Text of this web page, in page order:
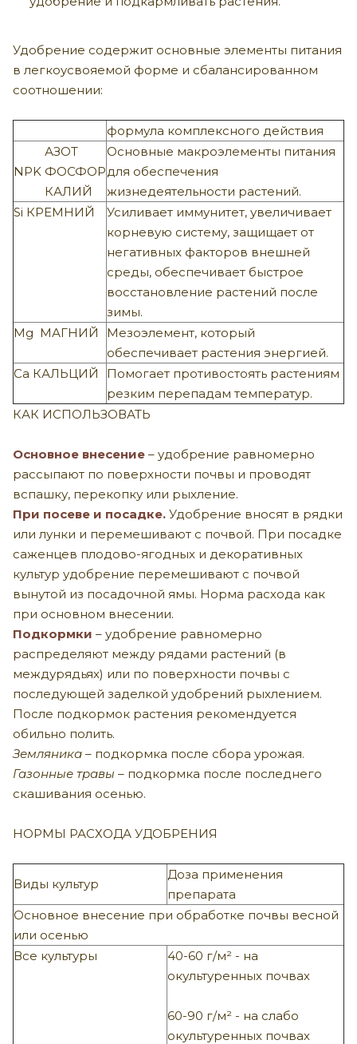
Удобрение содержит основные элементы питания
в легкоусвояемой форме и сбалансированном
соотношении:
формула комплексного действия
NPK
АЗОТ
ФОСФОР
КАЛИЙ
Основные макроэлементы питания
для обеспечения
жизнедеятельности растений.
Si КРЕМНИЙ
Усиливает иммунитет, увеличивает
корневую систему, защищает от
негативных факторов внешней
среды, обеспечивает быстрое
восстановление растений после
зимы.
Mg МАГНИЙ
Мезоэлемент, который
обеспечивает растения энергией.
Ca КАЛЬЦИЙ
Помогает противостоять растениям
резким перепадам температур.
КАК ИСПОЛЬЗОВАТЬ
Основное внесение – удобрение равномерно
рассыпают по поверхности почвы и проводят
вспашку, перекопку или рыхление.
При посеве и посадке. Удобрение вносят в рядки
или лунки и перемешивают с почвой. При посадке
саженцев плодово-ягодных и декоративных
культур удобрение перемешивают с почвой
вынутой из посадочной ямы. Норма расхода как
при основном внесении.
Подкормки – удобрение равномерно
распределяют между рядами растений (в
междурядьях) или по поверхности почвы с
последующей заделкой удобрений рыхлением.
После подкормок растения рекомендуется
обильно полить.
Земляника – подкормка после сбора урожая.
Газонные травы – подкормка после последнего
скашивания осенью.
НОРМЫ РАСХОДА УДОБРЕНИЯ
Виды культур
Доза применения
препарата
Основное внесение при обработке почвы весной
или осенью
Все культуры
40-60 г/м² - на
окультуренных почвах
60-90 г/м² - на слабо
окультуренных почвах